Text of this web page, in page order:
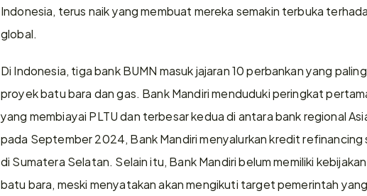
Indonesia, terus naik yang membuat mereka semakin terbuka
global.
Di Indonesia, tiga bank BUMN masuk jajaran 10 perbankan yang
proyek batu bara dan gas. Bank Mandiri menduduki peringkat
yang membiayai PLTU dan terbesar kedua di antara bank regional
pada September 2024, Bank Mandiri menyalurkan kredit refinancing
di Sumatera Selatan. Selain itu, Bank Mandiri belum memiliki
batu bara, meski menyatakan akan mengikuti target pemerintah